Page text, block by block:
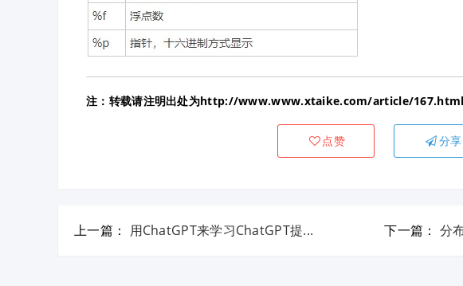
注：转载请注明出处为http://www.www.xtaike.com/article/167.html
点赞 分享
上一篇： 用ChatGPT来学习ChatGPT提... 下一篇： 分